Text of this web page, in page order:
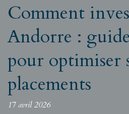
Comment
Andorre :
pour optimiser
placements
17 avril 2026